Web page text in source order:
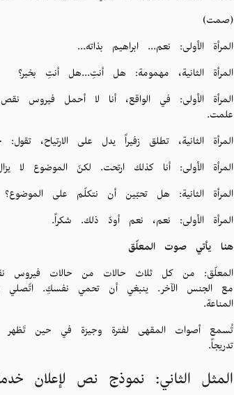
(صمت)
المرأة الأولى: نعم... ابراهيم بذاته...
المرأة الثانية، مهمومة: هل أنتِ...هل أنتِ بخير؟
المرأة الأولى: في الواقع، أنا لا أحمل فيروس
علمت.
المرأة الثانية، تطلق زفيراً يدل على الارتياح،
المرأة الأولى: أنا كذلك ارتحت. لكنّ الموضوع لا
المرأة الثانية: هل تحبّين أن نتكلّم على الموضوع؟
المرأة الأولى: نعم، نعم أودّ ذلك. شكراً.
هنا يأتي صوت المعلّق
المعلّق: من كل ثلاث حالات من حالات فيروس نقص
مع الجنس الآخر. ينبغي أن تحمي نفسكِ. اتّصلي
المناعة.
تُسمع أصوات المقهى لفترة وجيزة في حين تَظهر
تدريجاً.
المثل الثاني: نموذج نص لإعلان